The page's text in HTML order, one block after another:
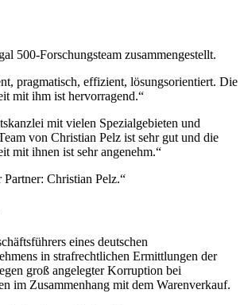
500-Forschungsteam zusammengestellt.
pragmatisch, effizient, lösungsorientiert. Die
mit ihm ist hervorragend.“
mit vielen Spezialgebieten und
von Christian Pelz ist sehr gut und die
mit ihnen ist sehr angenehm.“
Partner: Christian Pelz.“
eines deutschen
in strafrechtlichen Ermittlungen der
groß angelegter Korruption bei
im Zusammenhang mit dem Warenverkauf.